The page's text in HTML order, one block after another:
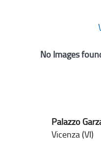
No Images
Palazzo
Vicenza (VI)